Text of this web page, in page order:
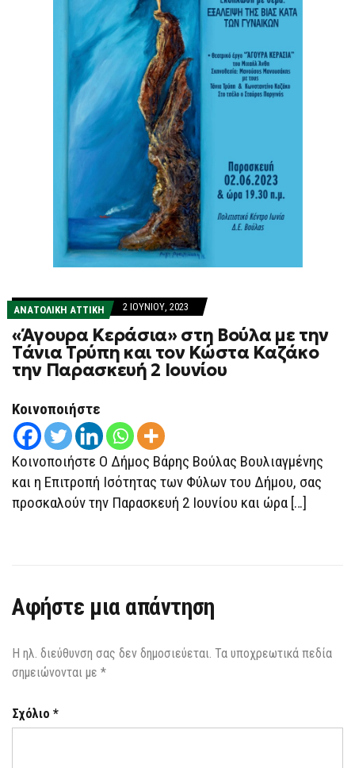
ΑΝΑΤΟΛΙΚΗ ΑΤΤΙΚΗ 2 ΙΟΥΝΊΟΥ, 2023
«Άγουρα Κεράσια» στη Βούλα με την
Τάνια Τρύπη και τον Κώστα Καζάκο
την Παρασκευή 2 Ιουνίου
Κοινοποιήστε
Κοινοποιήστε Ο Δήμος Βάρης Βούλας Βουλιαγμένης
και η Επιτροπή Ισότητας των Φύλων του Δήμου, σας
προσκαλούν την Παρασκευή 2 Ιουνίου και ώρα […]
Αφήστε μια απάντηση
Η ηλ. διεύθυνση σας δεν δημοσιεύεται. Τα υποχρεωτικά πεδία
σημειώνονται με *
Σχόλιο *